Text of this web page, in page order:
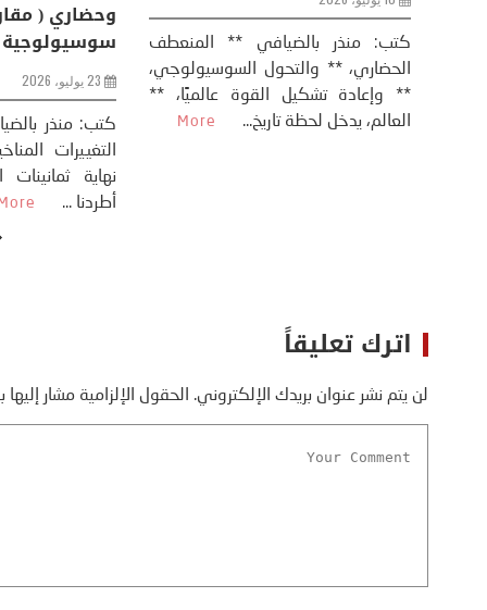
كتب: منذر
الحضاري، **
** وإعادة
العالم، يدخل
8 يوليو، 2026
تحليل – منذر بالضيافي عاد الرئيس
الأمريكي دونالد ترامب إلى قصف
ايران، وذلك ردا على ما اعتبره الرئيس
اترك تعليقاً
لن يتم نشر عنوان بريدك الإلكتروني. الحقول الإلزامية مشار إليها